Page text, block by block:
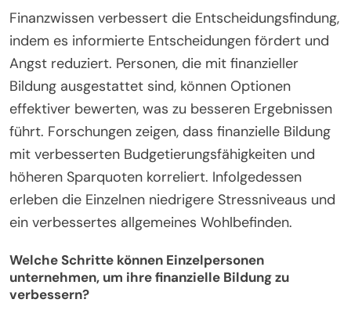
Finanzwissen verbessert die Entscheidungsfindung,
indem es informierte Entscheidungen fördert und
Angst reduziert. Personen, die mit finanzieller
Bildung ausgestattet sind, können Optionen
effektiver bewerten, was zu besseren Ergebnissen
führt. Forschungen zeigen, dass finanzielle Bildung
mit verbesserten Budgetierungsfähigkeiten und
höheren Sparquoten korreliert. Infolgedessen
erleben die Einzelnen niedrigere Stressniveaus und
ein verbessertes allgemeines Wohlbefinden.
Welche Schritte können Einzelpersonen
unternehmen, um ihre finanzielle Bildung zu
verbessern?